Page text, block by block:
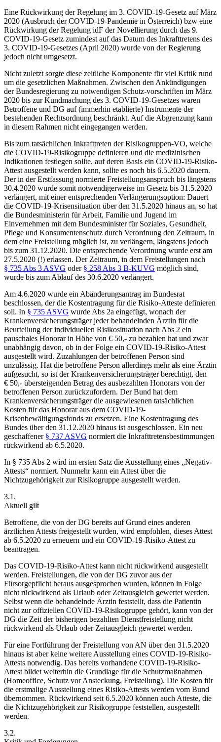
Eine Rückwirkung der Regelung im 3. COVID-19-Gesetz auf März
2020 (Ausbruch der COVID-19-Pandemie in Österreich) bzw eine
Rückwirkung der Regelung idF der Novellierung durch das 9.
COVID-19-Gesetz zumindest auf das Datum des Inkrafttretens des
3. COVID-19-Gesetzes (April 2020) wurde von der Regierung
jedoch nicht umgesetzt.
Nicht zuletzt sorgte diese zeitliche Komponente für viel Kritik rund
um die gesetzlichen Maßnahmen. Zwischen den Ankündigungen
der Bundesregierung zu notwendigen Schutz-vorschriften im März
2020 bis zur Kundmachung des 3. COVID-19-Gesetzes waren
Betroffene und DG auf (immerhin etablierte) Instrumente der
bestehenden Rechtsordnung beschränkt. Auf die Abgrenzung kann
in diesem Rahmen nicht eingegangen werden.
Bis zum tatsächlichen Inkrafttreten der Risikogruppen-VO, welche
die COVID-19-Risikogruppe definieren und die medizinischen
Indikationen festlegen sollte, auf deren Basis ein COVID-19-Risiko-
Attest ausgestellt werden kann, sollte es noch bis 6.5.2020 dauern.
Der in der Erstfassung normierte Freistellungsanspruch bis längstens
30.4.2020 wurde somit notwendigerweise im Gesetz bis 31.5.2020
verlängert, mit einer entsprechenden Verlängerungsoption: Dauert
die COVID-19-Krisensituation über den 31.5.2020 hinaus an, so hat
die Bundesministerin für Arbeit, Familie und Jugend im
Einvernehmen mit dem Bundesminister für Soziales, Gesundheit,
Pflege und Konsumentenschutz durch Verordnung den Zeitraum, in
dem eine Freistellung möglich ist, zu verlängern, längstens jedoch
bis zum 31.12.2020. Die entsprechende Verordnung wurde erst am
27.5.2020 (!) erlassen. Der Zeitraum, in dem Freistellungen nach
§ 735 Abs 3 ASVG oder § 258 Abs 3 B-KUVG möglich sind,
wurde bis zum Ablauf des 30.6.2020 verlängert.
Am 4.6.2020 wurde ein Abänderungsantrag im Bundesrat
beschlossen, der die Kostentragung für die Risiko-Atteste definieren
soll. In § 735 ASVG wurde Abs 2a eingefügt, wonach der
Krankenversicherungsträger jeder behandelnden Ärztin für die
Beurteilung der individuellen Risikosituation nach Abs 2 ein
pauschales Honorar in Höhe von € 50,- zu bezahlen hat und zwar
unabhängig davon, ob in der Folge ein COVID-19-Risiko-Attest
ausgestellt wird. Zuzahlungen der betroffenen Person sind
unzulässig. Hat die betroffene Person allerdings mehr als eine Ärztin
aufgesucht, so ist der Krankenversicherungsträger berechtigt, den
€ 50,- übersteigenden Betrag des ausbezahlten Honorars von der
betroffenen Person zurückzufordern. Der Bund hat dem
Krankenversicherungsträger die ausgewiesenen tatsächlichen
Kosten für das Honorar aus dem COVID-19-
Krisenbewältigungsfonds zu ersetzen. Eine Kostentragung des
Bundes über den 31.12.2020 hinaus ist ausgeschlossen. Ein neu
geschaffener § 737 ASVG normiert die Inkrafttretensbestimmungen
rückwirkend ab 6.5.2020.
In § 735 Abs 2 wird im ersten Satz die Ausstellung eines „Negativ-
Attests“ normiert. Nunmehr kann ein Attest über die
Nichtzugehörigkeit zur Risikogruppe ausgestellt werden.
3.1.
Aktuell gilt
Betroffene, die von der DG bereits auf Grund eines anderen
ärztlichen Attests freigestellt wurden, wird empfohlen, dieses Attest
ab 6.5.2020 zu erneuern und ein COVID-19-Risiko-Attest zu
beantragen.
Das COVID-19-Risiko-Attest kann nicht rückwirkend ausgestellt
werden. Freistellungen, die von der DG zuvor aus der
Fürsorgepflicht heraus ausgesprochen wurden, können in Folge
nicht rückwirkend als Urlaub oder Zeitausgleich gewertet werden.
Selbst wenn die behandelnde Ärztin feststellt, dass die Patientin
nicht zuroffiziellen COVID-19-Risikogruppe gehört, kann von der
DG die Zeit der bisherigen bezahlten Dienstfreistellung nicht
rückwirkend als Urlaub oder Zeitausgleich gewertet werden.
Für eine Fortführung der Freistellung von AN über den 31.5.2020
hinaus ist aber keine weitere Ausstellung eines COVID-19-Risiko-
Attests notwendig. Das bereits vorhandene COVID-19-Risiko-
Attest bildet weiterhin die Grundlage für die Schutzmaßnahmen
(Homeoffice, Schutz vor Ansteckung, Freistellung). Die Kosten für
die erstmalige Ausstellung eines Risiko-Attests werden vom Bund
übernommen. Rückwirkend seit 6.5.2020 können auch Atteste, die
die Nichtzugehörigkeit zur Risikogruppe feststellen, ausgestellt
werden.
3.2.